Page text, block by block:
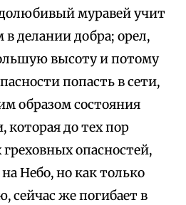
муравей учит
делании добра; орел,
высоту и потому
попасть в сети,
образом состояния
которая до тех пор
греховных опасностей,
Небо, но как только
сейчас же погибает в